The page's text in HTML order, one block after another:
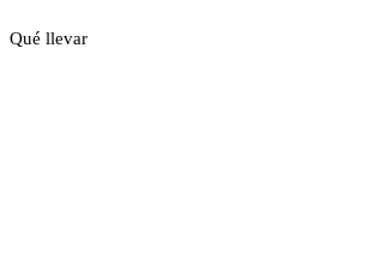
Qué llevar